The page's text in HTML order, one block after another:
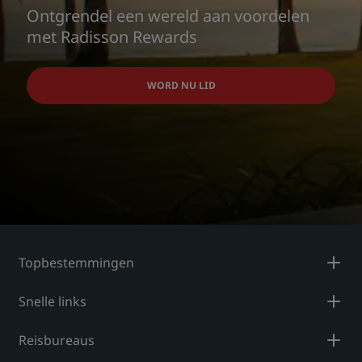
Ontgrendel een wereld aan voordelen
met Radisson Rewards
WORD NU LID
Topbestemmingen
Snelle links
Reisbureaus